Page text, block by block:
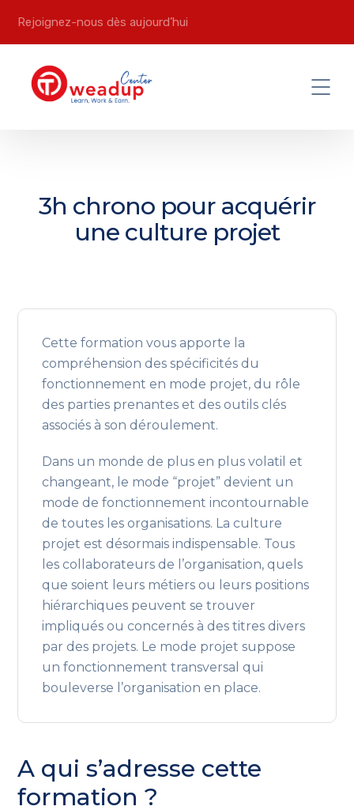
Rejoignez-nous dès aujourd’hui
3h chrono pour acquérir
une culture projet
Cette formation vous apporte la
compréhension des spécificités du
fonctionnement en mode projet, du rôle
des parties prenantes et des outils clés
associés à son déroulement.
Dans un monde de plus en plus volatil et
changeant, le mode “projet” devient un
mode de fonctionnement incontournable
de toutes les organisations. La culture
projet est désormais indispensable. Tous
les collaborateurs de l’organisation, quels
que soient leurs métiers ou leurs positions
hiérarchiques peuvent se trouver
impliqués ou concernés à des titres divers
par des projets. Le mode projet suppose
un fonctionnement transversal qui
bouleverse l’organisation en place.
A qui s’adresse cette
formation ?